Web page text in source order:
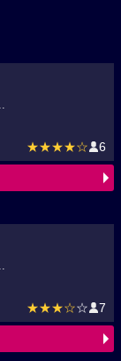
★★★★☆ 6
★★★☆☆ 7